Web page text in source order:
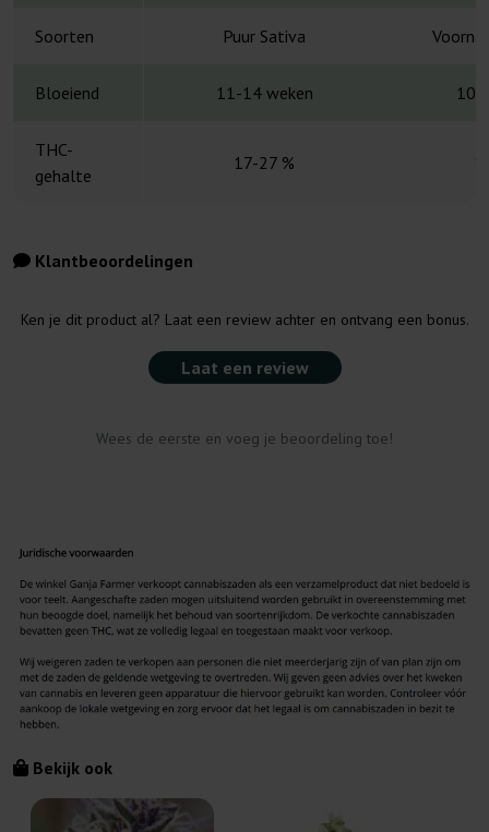
Soorten Puur Sativa
Bloeiend 11-14 weken 10-
THC-
gehalte
17-27 %
Klantbeoordelingen
Ken je dit product al? Laat een review achter en ontvang een bonus.
Laat een review
Wees de eerste en voeg je beoordeling toe!
Bekijk ook